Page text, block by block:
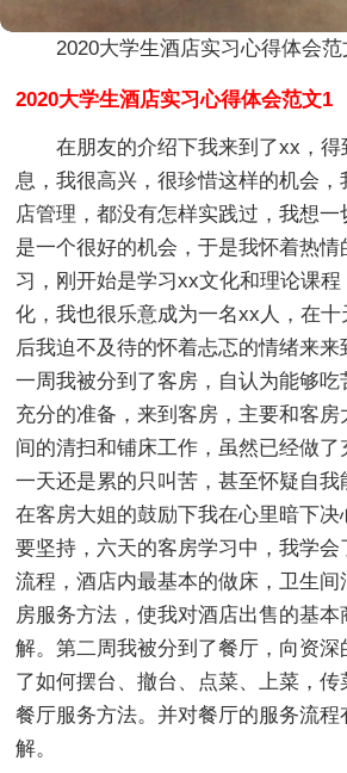
2020大学生酒店实习心得体会范
2020大学生酒店实习心得体会范文1
在朋友的介绍下我来到了xx，
息，我很高兴，很珍惜这样的机会
店管理，都没有怎样实践过，我想
是一个很好的机会，于是我怀着热
习，刚开始是学习xx文化和理论课
化，我也很乐意成为一名xx人，在十
后我迫不及待的怀着忐忑的情绪来
一周我被分到了客房，自认为能够吃
充分的准备，来到客房，主要和客
间的清扫和铺床工作，虽然已经做
一天还是累的只叫苦，甚至怀疑自我
在客房大姐的鼓励下我在心里暗下决
要坚持，六天的客房学习中，我学会
流程，酒店内最基本的做床，卫生间
房服务方法，使我对酒店出售的基本
解。第二周我被分到了餐厅，向资深
了如何摆台、撤台、点菜、上菜，传
餐厅服务方法。并对餐厅的服务流程
解。